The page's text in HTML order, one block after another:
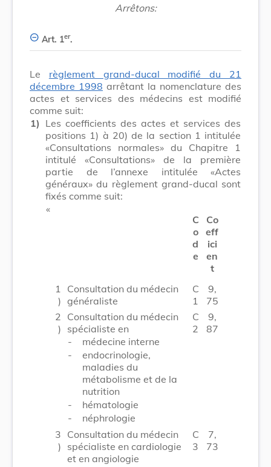
Arrêtons:
Art. 1er.
Le règlement grand-ducal modifié du 21
décembre 1998 arrêtant la nomenclature des
actes et services des médecins est modifié
comme suit:
1) Les coefficients des actes et services des
positions 1) à 20) de la section 1 intitulée
«Consultations normales» du Chapitre 1
intitulé «Consultations» de la première
partie de l’annexe intitulée «Actes
généraux» du règlement grand-ducal sont
fixés comme suit:
​ «
C
o
d
e
Co
eff
ici
en
t
1
)
Consultation du médecin
généraliste
C
1
9,
75
2
)
Consultation du médecin
spécialiste en
-
médecine interne
-
endocrinologie,
maladies du
métabolisme et de la
nutrition
-
hématologie
-
néphrologie
C
2
9,
87
3
)
Consultation du médecin
spécialiste en cardiologie
et en angiologie
C
3
7,
73